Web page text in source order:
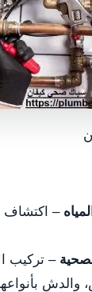
– اكتشاف
– تركيب
والدش